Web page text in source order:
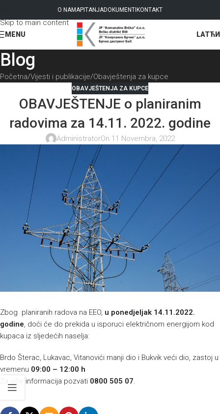
Skip to navigation
Skip to main content
O NAMAPITANJADOKUMENTI KONTAKT
MENU LAT
Blog
Početna Vijesti i publikacije Obavještenja za kupce
OBAVJEŠTENJA ZA KUPCE
OBAVJEŠTENJE o planiranim
radovima za 14.11. 2022. godine
AdministratorOn 11 Novembra, 2022
Zbog planiranih radova na EEO, u ponedjeljak 14.11.2022.
godine, doći će do prekida u isporuci električnom energijom kod
kupaca iz sljedećih naselja:
Brdo Šterac, Lukavac, Vitanovići manji dio i Bukvik veći dio, zastoj u
vremenu 09:00 – 12:00 h
Za više informacija pozvati 0800 505 07.